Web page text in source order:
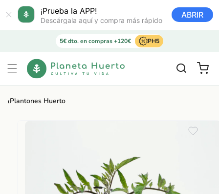
¡Prueba la APP!
Descárgala aquí y compra más rápido
ABRIR
directamente
al contenido
5€ dto. en compras +120€ PH5
Carrito
‹Plantones Huerto